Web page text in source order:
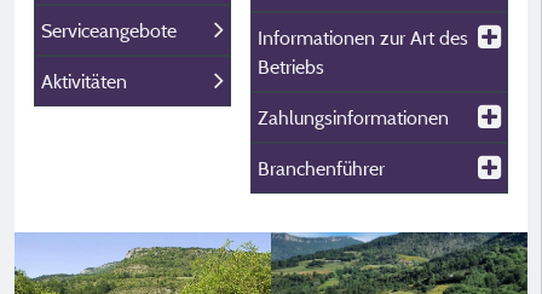
Serviceangebote
Aktivitäten
Informationen zur Art des
Betriebs
Zahlungsinformationen
Branchenführer